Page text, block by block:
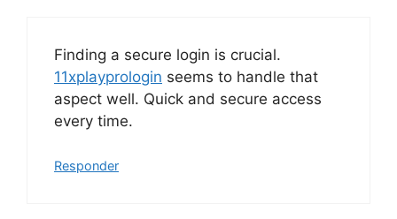
Finding a secure login is crucial.
11xplayprologin seems to handle that
aspect well. Quick and secure access
every time.
Responder